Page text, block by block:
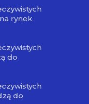
rynek
do
do